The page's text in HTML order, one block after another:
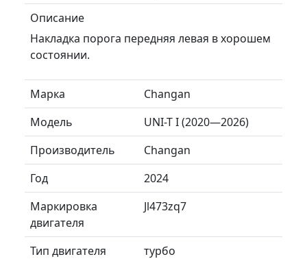
Описание
Накладка порога передняя левая в хорошем
состоянии.
Марка
Changan
Модель
UNI-T I (2020—2026)
Производитель
Changan
Год
2024
Маркировка
двигателя
Jl473zq7
Тип двигателя
турбо